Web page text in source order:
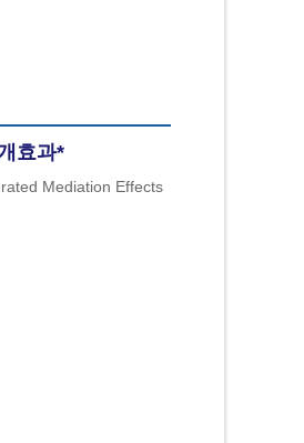
효과*
Mediation Effects